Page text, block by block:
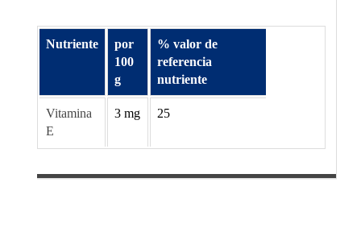
Nutriente
por
100
g
% valor de
referencia
nutriente
Vitamina
E
3 mg 25